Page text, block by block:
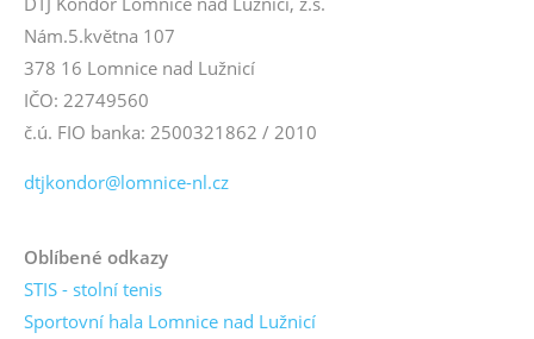
Nám.5.května 107
378 16 Lomnice nad Lužnicí
IČO: 22749560
č.ú. FIO banka: 2500321862 / 2010
dtjkondor@lomnice-nl.cz
Oblíbené odkazy
STIS - stolní tenis
Sportovní hala Lomnice nad Lužnicí